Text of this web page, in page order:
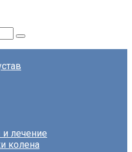
лечение
колена